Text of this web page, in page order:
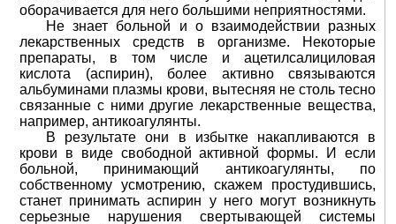
оборачивается для него большими неприятностями.
Не знает больной и о взаимодействии разных
лекарственных средств в организме. Некоторые
препараты, в том числе и ацетилсалициловая
кислота (аспирин), более активно связываются
альбуминами плазмы крови, вытесняя не столь тесно
связанные с ними другие лекарственные вещества,
например, антикоагулянты.
В результате они в избытке накапливаются в
крови в виде свободной активной формы. И если
больной, принимающий антикоагулянты, по
собственному усмотрению, скажем простудившись,
станет принимать аспирин у него могут возникнуть
серьезные нарушения свертывающей системы